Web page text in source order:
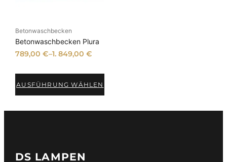
Betonwaschbecken
Betonwaschbecken Plura
789,00€–1. 849,00€
AUSFÜHRUNG WÄHLEN
DS LAMPEN